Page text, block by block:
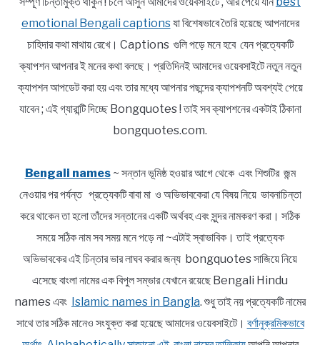
emotional Bengali captionsযা বিশেষভাবে তৈরি হয়েছে আপনাদের
চাহিদার কথা মাথায় রেখে। Captions গুলি পড়ে মনে হবে যেন প্রত্যেকটি
ক্যাপশন আপনার ই মনের কথা বলছে। প্রতিদিনই আমাদের ওয়েবসাইটে নতুন নতুন
ক্যাপশন আপডেট করা হয় এবং তার মধ্যে আপনার পছন্দের ক্যাপশনটি অবশ্যই পেয়ে
যাবেন ; এই গ্যারান্টি দিচ্ছে Bongquotes ! তাই সব ক্যাপশনের একটাই ঠিকানা
bongquotes.com.
Bengali names~ সন্তান ভূমিষ্ঠ হওয়ার আগে থেকে এবং শিশুটির জন্ম
নেওয়ার পর পর্যন্ত প্রত্যেকটি বাবা মা ও অভিভাবকেরা যে বিষয় নিয়ে ভাবনাচিন্তা
করে থাকেন তা হলো তাঁদের সন্তানের একটি অর্থবহ এবং সুন্দর নামকরণ করা। সঠিক
সময়ে সঠিক নাম সব সময় মনে পড়ে না ~এটাই স্বাভাবিক। তাই প্রত্যেক
অভিভাবকের এই চিন্তার ভার লাঘব করার জন্য bongquotes সাজিয়ে নিয়ে
এসেছে বাংলা নামের এক বিপুল সম্ভার যেখানে রয়েছে Bengali Hindu
names এবং Islamic names in Bangla. শুধু তাই নয় প্রত্যেকটি নামের
সাথে তার সঠিক মানেও সংযুক্ত করা হয়েছে আমাদের ওয়েবসাইটে। বর্ণানুক্রমিকভাবে